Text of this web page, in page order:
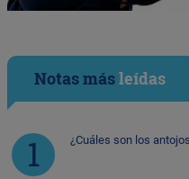
Notas másleídas
¿Cuáles son los